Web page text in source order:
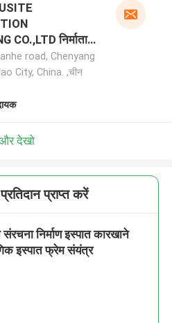
CO.,LTD निर्माता
road, Chenyang
City, China. ,चीन
देखो
प्राप्त करें
संरचना निर्माण इस्पात कारखाने
इस्पात फ्रेम संयंत्र